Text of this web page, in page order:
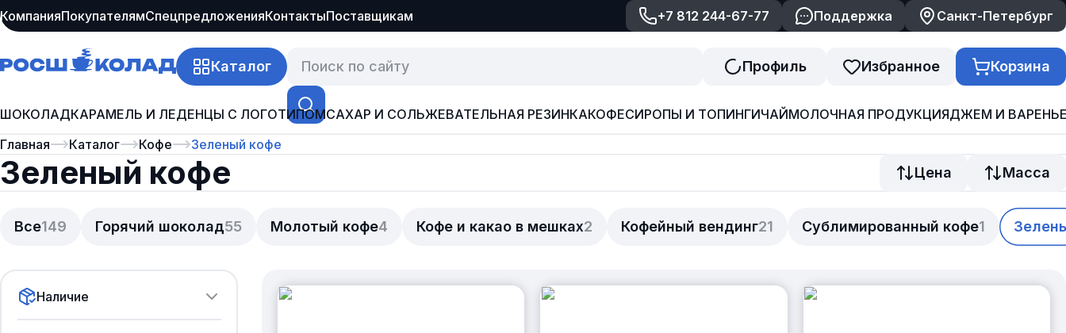
КомпанияПокупателямСпецпредложенияКонтактыПоставщикам +7 812 244-67-77 Поддержка Санкт-Петербург
Каталог Профиль Избранное Корзина
ШОКОЛАДКАРАМЕЛЬ И ЛЕДЕНЦЫ С ЛОГОТИПОМСАХАР И СОЛЬЖЕВАТЕЛЬНАЯ РЕЗИНКАКОФЕСИРОПЫ И ТОПИНГИЧАЙМОЛОЧНАЯ ПРОДУКЦИЯДЖЕМ И
Все149 Горячий шоколад55 Молотый кофе4 Кофе и какао в мешках2 Кофейный вендинг21 Сублимированный кофе1
Главная Каталог Кофе Зеленый кофе
Зеленый кофе Цена Масса
Наличие